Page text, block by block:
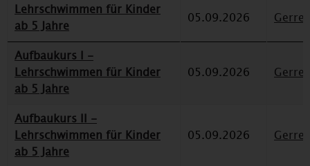
Lehrschwimmen für Kinder
ab 5 Jahre
05.09.2026
Aufbaukurs I -
Lehrschwimmen für Kinder
ab 5 Jahre
05.09.2026
Aufbaukurs II -
Lehrschwimmen für Kinder
ab 5 Jahre
05.09.2026